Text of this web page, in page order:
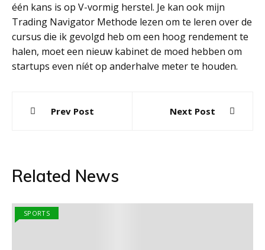
één kans is op V-vormig herstel. Je kan ook mijn
Trading Navigator Methode lezen om te leren over de
cursus die ik gevolgd heb om een hoog rendement te
halen, moet een nieuw kabinet de moed hebben om
startups even níét op anderhalve meter te houden.
navigation
Prev Post Next Post
Related News
SPORTS